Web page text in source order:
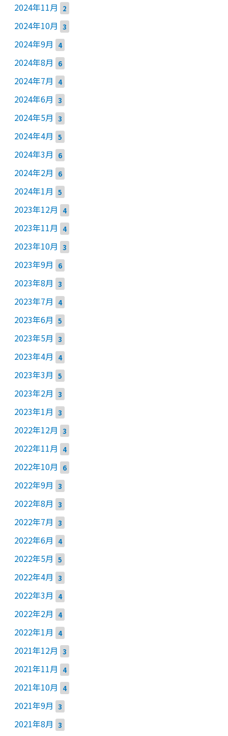
2024年11月 2
2024年10月 3
2024年9月 4
2024年8月 6
2024年7月 4
2024年6月 3
2024年5月 3
2024年4月 5
2024年3月 6
2024年2月 6
2024年1月 5
2023年12月 4
2023年11月 4
2023年10月 3
2023年9月 6
2023年8月 3
2023年7月 4
2023年6月 5
2023年5月 3
2023年4月 4
2023年3月 5
2023年2月 3
2023年1月 3
2022年12月 3
2022年11月 4
2022年10月 6
2022年9月 3
2022年8月 3
2022年7月 3
2022年6月 4
2022年5月 5
2022年4月 3
2022年3月 4
2022年2月 4
2022年1月 4
2021年12月 3
2021年11月 4
2021年10月 4
2021年9月 3
2021年8月 3